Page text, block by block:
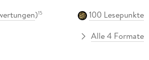
)15
100 Lesepunkte
Alle 4 Formate